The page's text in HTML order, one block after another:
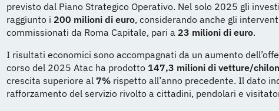
previsto dal Piano Strategico Operativo. Nel solo 2025 gli
raggiunto i 200 milioni di euro, considerando anche gli
commissionati da Roma Capitale, pari a 23 milioni di euro.
I risultati economici sono accompagnati da un aumento
corso del 2025 Atac ha prodotto 147,3 milioni di vetture/
crescita superiore al 7% rispetto all’anno precedente. Il dato
rafforzamento del servizio rivolto a cittadini, pendolari e